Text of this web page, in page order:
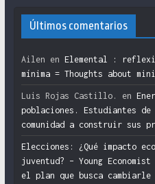
Últimos comentarios
Ailen en Elemental :
mínima = Thoughts about
Luis Rojas Castillo. en
poblaciones. Estudiantes
comunidad a construir sus
Elecciones: ¿Qué impacto
juventud? – Young Economist
el plan que busca